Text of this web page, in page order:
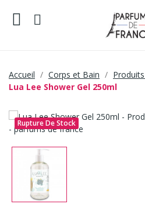
Accueil Corps et Bain
Lua Lee Shower Gel 250ml
Rupture De Stock